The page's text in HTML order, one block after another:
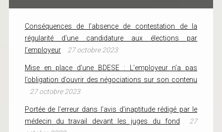
Conséquences de l’absence de contestation de la
régularité d’une candidature aux élections par
l’employeur
27 octobre 2023
Mise en place d’une BDESE : L’employeur n’a pas
l’obligation d’ouvrir des négociations sur son contenu
27 octobre 2023
Portée de l’erreur dans l’avis d’inaptitude rédigé par le
médecin du travail devant les juges du fond
27